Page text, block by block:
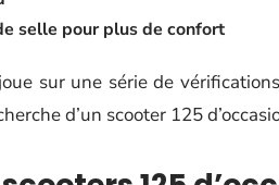
selle pour plus de confort
sur une série de
d’un scooter 125